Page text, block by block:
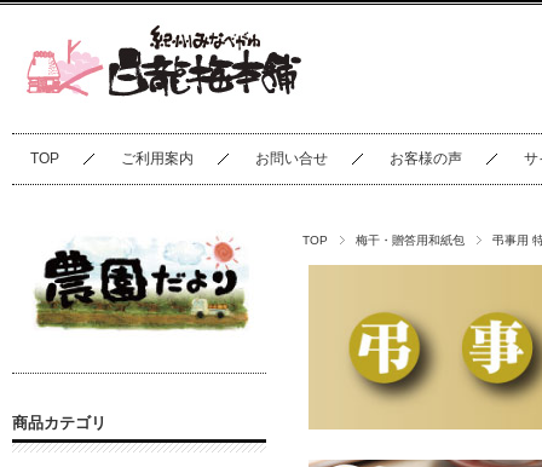
TOP ご利用案内 お問い合せ お客様の声 サ
TOP 梅干・贈答用和紙包 弔事用
商品カテゴリ